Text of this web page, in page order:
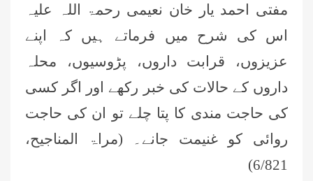
مفتی احمد یار خان نعیمی رحمۃ اللہ علیہ
اس کی شرح میں فرماتے ہیں کہ اپنے
عزیزوں، قرابت داروں، پڑوسیوں، محلہ
داروں کے حالات کی خبر رکھے اور اگر کسی
کی حاجت مندی کا پتا چلے تو ان کی حاجت
روائی کو غنیمت جانے۔ (مراۃ المناجیح،
6/821)